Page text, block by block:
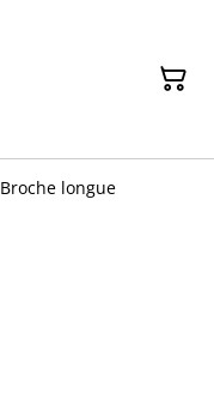
Broche longue